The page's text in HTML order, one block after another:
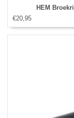
HEM
€20,95